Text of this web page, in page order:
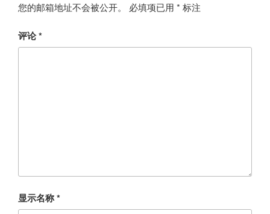
您的邮箱地址不会被公开。 必填项已用 * 标注
评论*
显示名称*